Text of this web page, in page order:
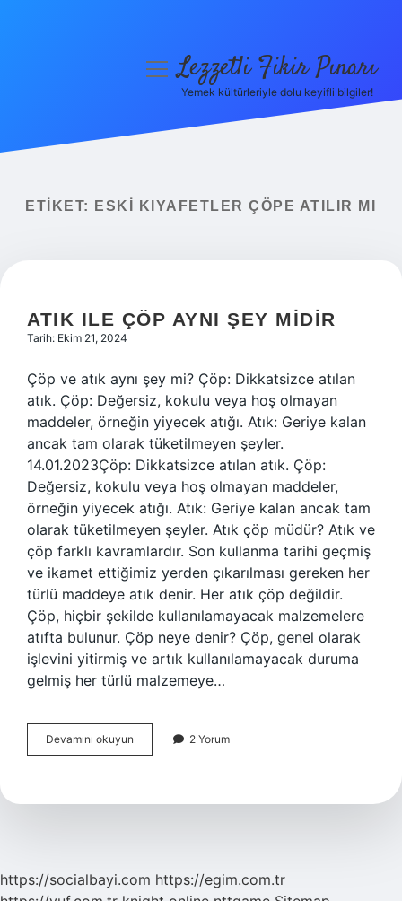
Yasal Uyarı
menüyüLezzetli Fikir Pınarı
Yemek kültürleriyle dolu keyifli bilgiler!
ETIKET: ESKI KIYAFETLER ÇÖPE ATILIR MI
ATIK ILE ÇÖP AYNI ŞEY MIDIR
Tarih: Ekim 21, 2024
Çöp ve atık aynı şey mi? Çöp: Dikkatsizce atılan
atık. Çöp: Değersiz, kokulu veya hoş olmayan
maddeler, örneğin yiyecek atığı. Atık: Geriye kalan
ancak tam olarak tüketilmeyen şeyler.
14.01.2023Çöp: Dikkatsizce atılan atık. Çöp:
Değersiz, kokulu veya hoş olmayan maddeler,
örneğin yiyecek atığı. Atık: Geriye kalan ancak tam
olarak tüketilmeyen şeyler. Atık çöp müdür? Atık ve
çöp farklı kavramlardır. Son kullanma tarihi geçmiş
ve ikamet ettiğimiz yerden çıkarılması gereken her
türlü maddeye atık denir. Her atık çöp değildir.
Çöp, hiçbir şekilde kullanılamayacak malzemelere
atıfta bulunur. Çöp neye denir? Çöp, genel olarak
işlevini yitirmiş ve artık kullanılamayacak duruma
gelmiş her türlü malzemeye…
Devamını okuyun
Ile
Şey
2 Yorum
https://socialbayi.com https://egim.com.tr